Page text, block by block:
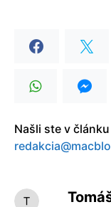
Našli ste v